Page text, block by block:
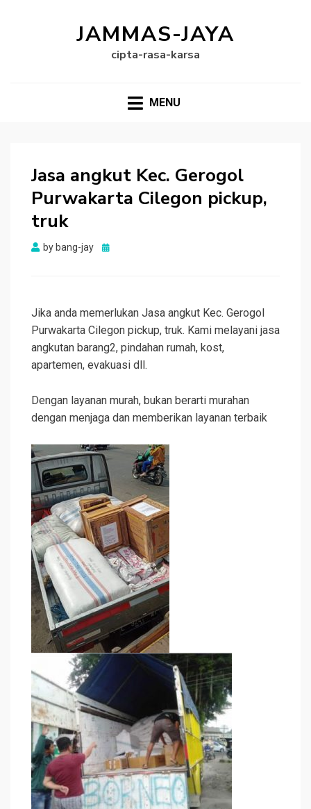
JAMMAS-JAYA
cipta-rasa-karsa
MENU
Jasa angkut Kec. Gerogol
Purwakarta Cilegon pickup,
truk
by bang-jay
Posted
Jika anda memerlukan Jasa angkut Kec. Gerogol
Purwakarta Cilegon pickup, truk. Kami melayani jasa
angkutan barang2, pindahan rumah, kost,
apartemen, evakuasi dll.
Dengan layanan murah, bukan berarti murahan
dengan menjaga dan memberikan layanan terbaik